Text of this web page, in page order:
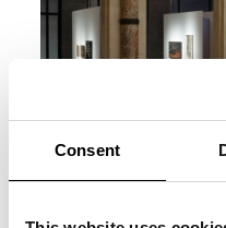
Consent